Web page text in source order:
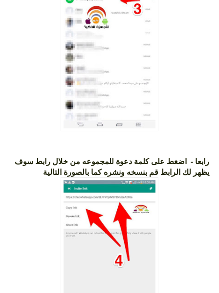
رابعا - اضغط على كلمة دعوة للمجموعه من خلال رابط سوف
يظهر لك الرابط قم بنسخه ونشره كما بالصورة التالية